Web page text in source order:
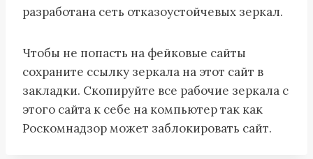
разработана сеть отказоустойчевых зеркал.
Чтобы не попасть на фейковые сайты
сохраните ссылку зеркала на этот сайт в
закладки. Скопируйте все рабочие зеркала с
этого сайта к себе на компьютер так как
Роскомнадзор может заблокировать сайт.